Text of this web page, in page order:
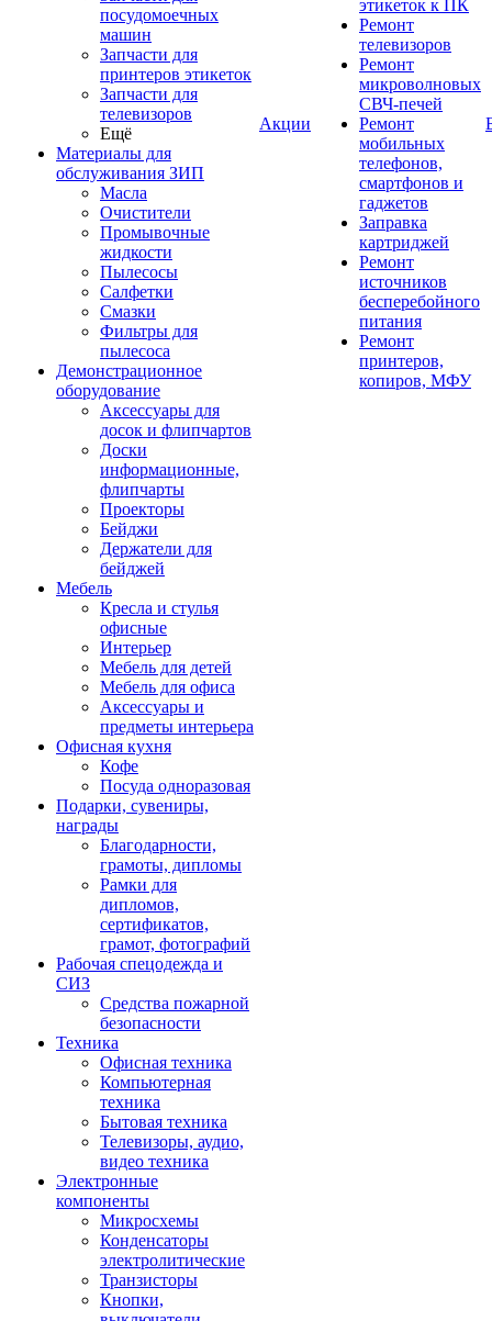
посудомоечных
машин
Запчасти для
принтеров этикеток
Запчасти для
телевизоров
Ещё
Материалы для
обслуживания ЗИП
Масла
Очистители
Промывочные
жидкости
Пылесосы
Салфетки
Смазки
Фильтры для
пылесоса
Демонстрационное
оборудование
Аксессуары для
досок и флипчартов
Доски
информационные,
флипчарты
Проекторы
Бейджи
Держатели для
бейджей
Мебель
Кресла и стулья
офисные
Интерьер
Мебель для детей
Мебель для офиса
Аксессуары и
предметы интерьера
Офисная кухня
Кофе
Посуда одноразовая
Подарки, сувениры,
награды
Благодарности,
грамоты, дипломы
Рамки для
дипломов,
сертификатов,
грамот, фотографий
Рабочая спецодежда и
СИЗ
Средства пожарной
безопасности
Техника
Офисная техника
Компьютерная
техника
Бытовая техника
Телевизоры, аудио,
видео техника
Электронные
компоненты
Микросхемы
Конденсаторы
электролитические
Транзисторы
Кнопки,
Акции
этикеток к ПК
Ремонт
телевизоров
Ремонт
микроволновых
СВЧ-печей
Ремонт
мобильных
телефонов,
смартфонов и
гаджетов
Заправка
картриджей
Ремонт
источников
бесперебойного
питания
Ремонт
принтеров,
копиров, МФУ